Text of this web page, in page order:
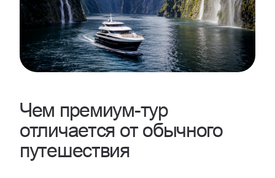
Чем премиум-тур
отличается от обычного
путешествия